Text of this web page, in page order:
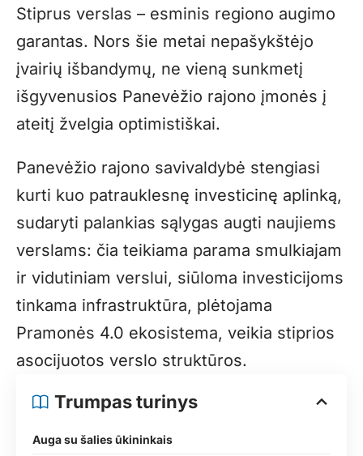
Stiprus verslas – esminis regiono augimo
garantas. Nors šie metai nepašykštėjo
įvairių išbandymų, ne vieną sunkmetį
išgyvenusios Panevėžio rajono įmonės į
ateitį žvelgia optimistiškai.
Panevėžio rajono savivaldybė stengiasi
kurti kuo patrauklesnę investicinę aplinką,
sudaryti palankias sąlygas augti naujiems
verslams: čia teikiama parama smulkiajam
ir vidutiniam verslui, siūloma investicijoms
tinkama infrastruktūra, plėtojama
Pramonės 4.0 ekosistema, veikia stiprios
asocijuotos verslo struktūros.
Trumpas turinys
Auga su šalies ūkininkais